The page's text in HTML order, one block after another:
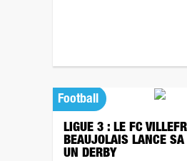
Football
LIGUE 3 : LE FC
BEAUJOLAIS LANCE
UN DERBY